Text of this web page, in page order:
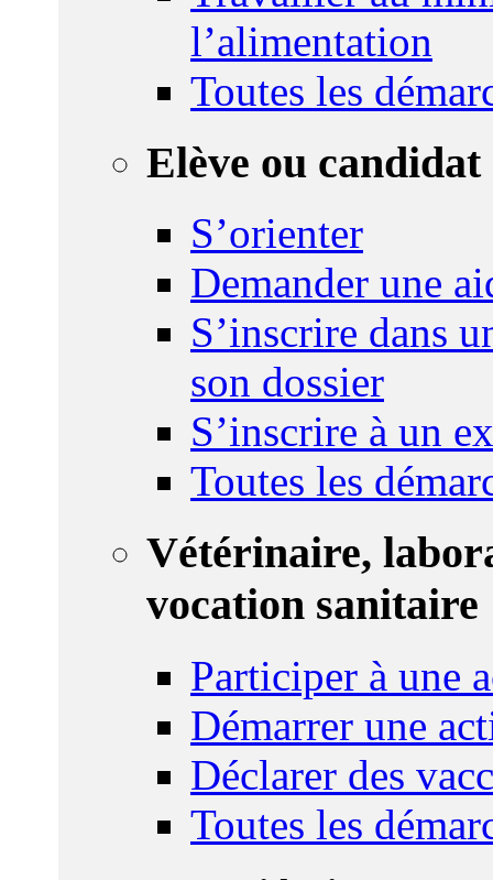
l’alimentation
Toutes les
Elève ou candidat
S’orienter
Demander une
S’inscrire dans
son dossier
S’inscrire à un
Toutes les
Vétérinaire,
vocation sanitaire
Participer à une
Démarrer une
Déclarer des
Toutes les